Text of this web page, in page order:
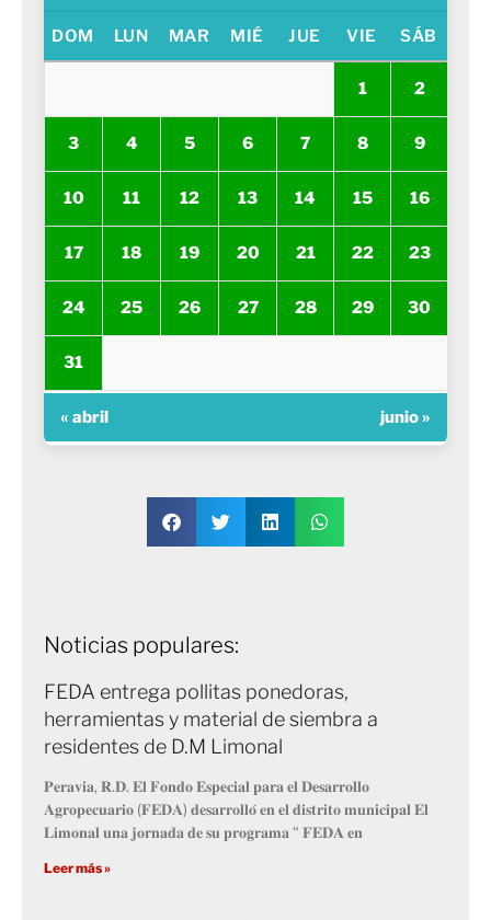
DOM LUN MAR MIÉ JUE VIE SÁB
1 2
3 4 5 6 7 8 9
10 11 12 13 14 15 16
17 18 19 20 21 22 23
24 25 26 27 28 29 30
31
« abril junio »
Noticias populares:
FEDA entrega pollitas ponedoras,
herramientas y material de siembra a
residentes de D.M Limonal
𝐏𝐞𝐫𝐚𝐯𝐢𝐚, 𝐑.𝐃. 𝐄𝐥 𝐅𝐨𝐧𝐝𝐨 𝐄𝐬𝐩𝐞𝐜𝐢𝐚𝐥 𝐩𝐚𝐫𝐚 𝐞𝐥 𝐃𝐞𝐬𝐚𝐫𝐫𝐨𝐥𝐥𝐨
𝐀𝐠𝐫𝐨𝐩𝐞𝐜𝐮𝐚𝐫𝐢𝐨 (𝐅𝐄𝐃𝐀) 𝐝𝐞𝐬𝐚𝐫𝐫𝐨𝐥𝐥𝐨́ 𝐞𝐧 𝐞𝐥 𝐝𝐢𝐬𝐭𝐫𝐢𝐭𝐨 𝐦𝐮𝐧𝐢𝐜𝐢𝐩𝐚𝐥 𝐄𝐥
𝐋𝐢𝐦𝐨𝐧𝐚𝐥 𝐮𝐧𝐚 𝐣𝐨𝐫𝐧𝐚𝐝𝐚 𝐝𝐞 𝐬𝐮 𝐩𝐫𝐨𝐠𝐫𝐚𝐦𝐚 “ 𝐅𝐄𝐃𝐀 𝐞𝐧
Leer más »